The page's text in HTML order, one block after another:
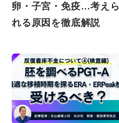
卵・子宮・免疫…考えら
れる原因を徹底解説